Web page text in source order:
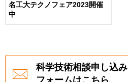
名工大テクノフェア2023開催
中
科学技術相談申し込み
フォームはこちら